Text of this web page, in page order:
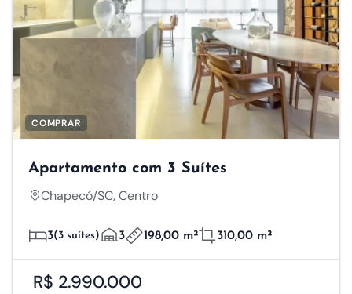
COMPRAR
Apartamento com 3 Suítes
Chapecó/SC, Centro
3(3 suítes) 3 198,00 m² 310,00 m²
R$ 2.990.000